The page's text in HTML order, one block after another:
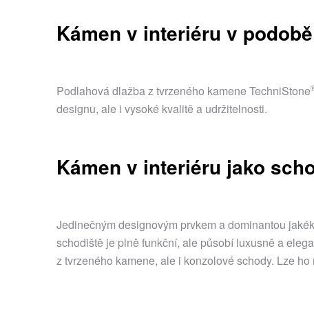
Kámen v interiéru v
Podlahová dlažba z tvrzeného kamene TechniStone
designu, ale i vysoké kvalitě a udržitelnosti.
Kámen v interiéru jako
Jedinečným designovým prvkem a dominantou
schodiště je plně funkční, ale působí luxusně a
z tvrzeného kamene, ale i konzolové schody. Lze